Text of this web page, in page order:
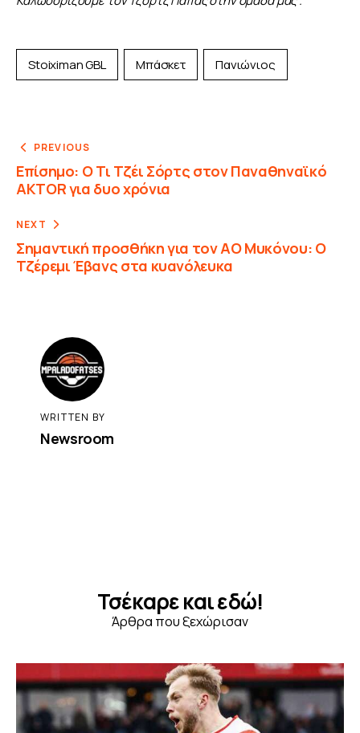
Stoiximan GBL Μπάσκετ Πανιώνιος
PREVIOUS
Επίσημο: Ο Τι Τζέι Σόρτς στον Παναθηναϊκό
AKTOR για δυο χρόνια
NEXT
Σημαντική προσθήκη για τον ΑΟ Μυκόνου: Ο
Τζέρεμι Έβανς στα κυανόλευκα
WRITTEN BY
Newsroom
Τσέκαρε και εδώ!
Άρθρα που ξεχώρισαν